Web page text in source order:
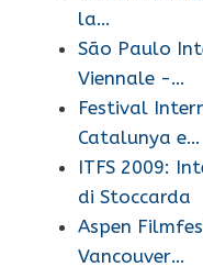
la…
São Paulo
Viennale -…
Festival
Catalunya e…
ITFS 2009:
di Stoccarda
Aspen
Vancouver…